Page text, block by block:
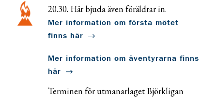
20.30. Här bjuda även föräldrar in.
Mer information om första mötet
finns här
Mer information om äventyrarna finns
här
Terminen för utmanarlaget Björkligan